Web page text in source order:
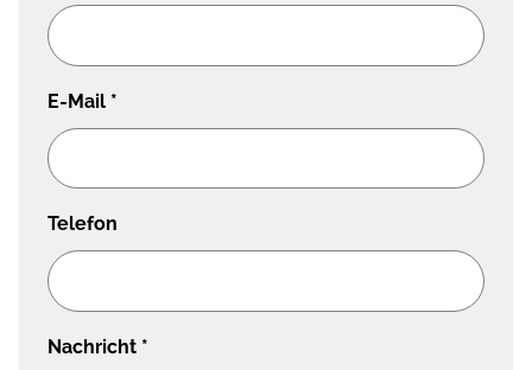
E-Mail *
Telefon
Nachricht *